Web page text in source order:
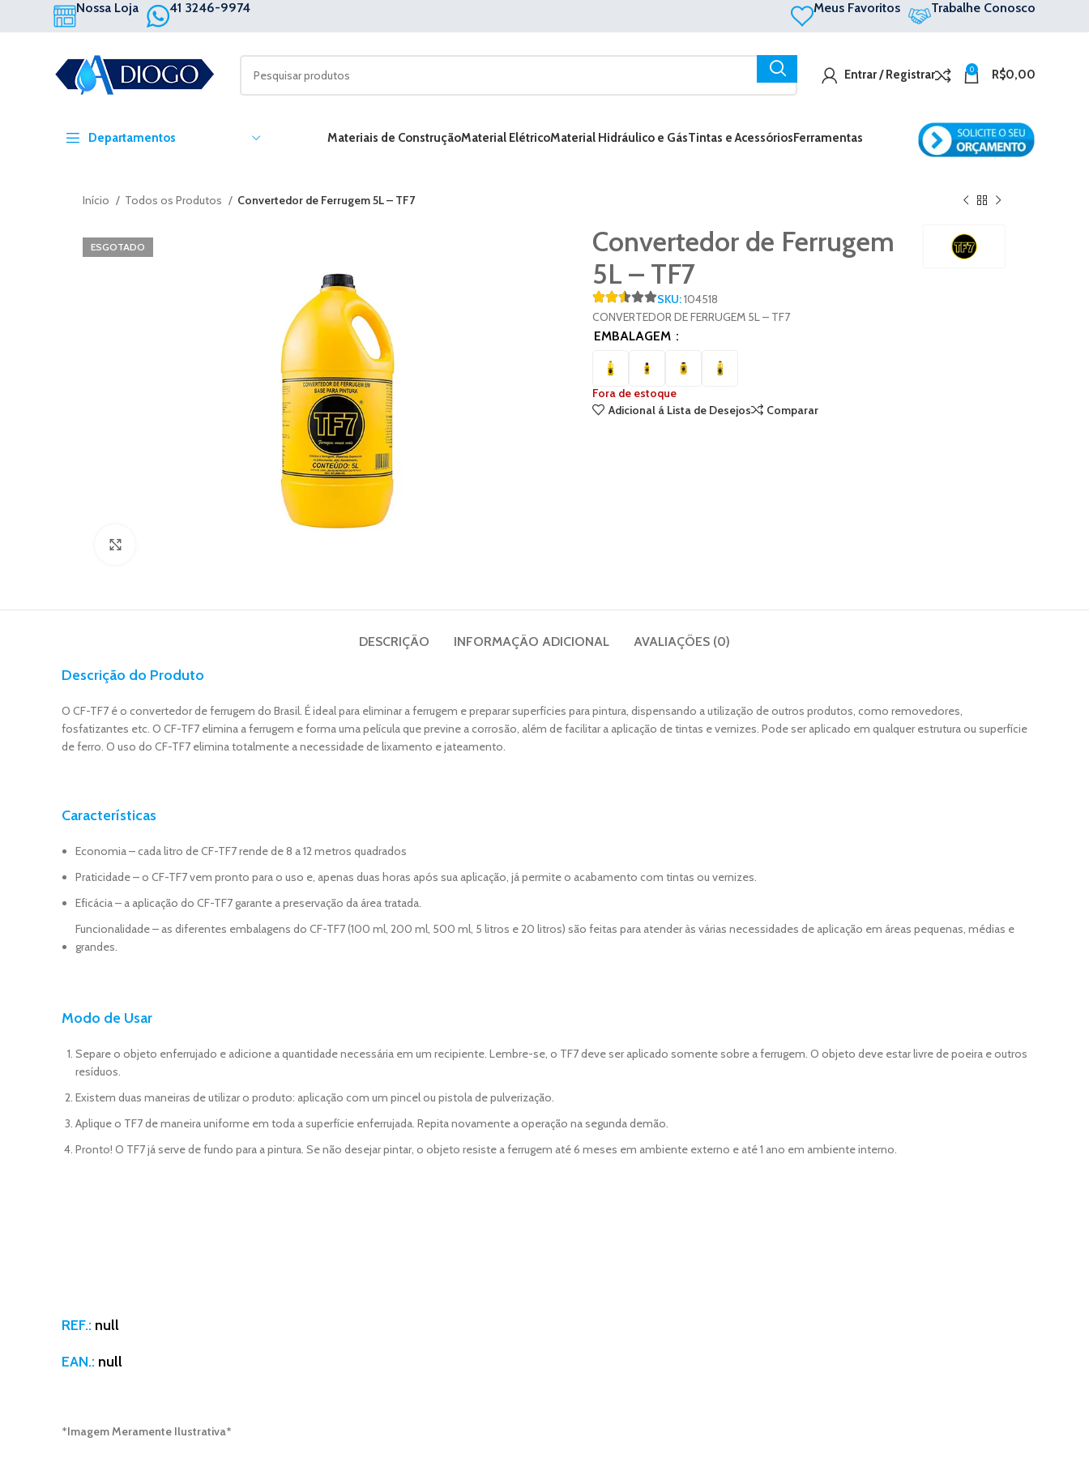
Nossa Loja 41 3246-9974 Meus Favoritos Trabalhe Conosco
Entrar / Registrar 0 R$0,00
Departamentos Materiais de ConstruçãoMaterial ElétricoMaterial Hidráulico e GásTintas e AcessóriosFerramentas
Início Todos os Produtos Convertedor de Ferrugem 5L – TF7
ESGOTADO
Convertedor de Ferrugem
5L – TF7
SKU:104518
CONVERTEDOR DE FERRUGEM 5L – TF7
EMBALAGEM
Fora de estoque
Adicional á Lista de Desejos
Comparar
DESCRIÇÃO INFORMAÇÃO ADICIONAL AVALIAÇÕES (0)
Descrição do Produto
O CF-TF7 é o convertedor de ferrugem do Brasil. É ideal para eliminar a ferrugem e preparar superfícies para pintura, dispensando a utilização de outros produtos, como removedores,
fosfatizantes etc. O CF-TF7 elimina a ferrugem e forma uma película que previne a corrosão, além de facilitar a aplicação de tintas e vernizes. Pode ser aplicado em qualquer estrutura ou superfície
de ferro. O uso do CF-TF7 elimina totalmente a necessidade de lixamento e jateamento.
Características
Economia – cada litro de CF-TF7 rende de 8 a 12 metros quadrados
Praticidade – o CF-TF7 vem pronto para o uso e, apenas duas horas após sua aplicação, já permite o acabamento com tintas ou vernizes.
Eficácia – a aplicação do CF-TF7 garante a preservação da área tratada.
Funcionalidade – as diferentes embalagens do CF-TF7 (100 ml, 200 ml, 500 ml, 5 litros e 20 litros) são feitas para atender às várias necessidades de aplicação em áreas pequenas, médias e
grandes.
Modo de Usar
Separe o objeto enferrujado e adicione a quantidade necessária em um recipiente. Lembre-se, o TF7 deve ser aplicado somente sobre a ferrugem. O objeto deve estar livre de poeira e outros
resíduos.
Existem duas maneiras de utilizar o produto: aplicação com um pincel ou pistola de pulverização.
Aplique o TF7 de maneira uniforme em toda a superfície enferrujada. Repita novamente a operação na segunda demão.
Pronto! O TF7 já serve de fundo para a pintura. Se não desejar pintar, o objeto resiste a ferrugem até 6 meses em ambiente externo e até 1 ano em ambiente interno.
REF.: null
EAN.: null
*Imagem Meramente Ilustrativa*